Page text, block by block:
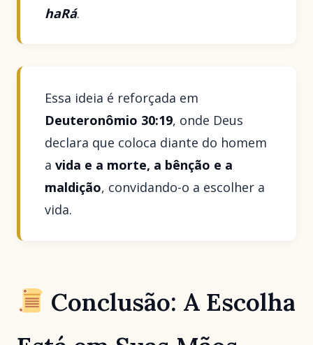
haRá.
Essa ideia é reforçada em
Deuteronômio 30:19, onde Deus
declara que coloca diante do homem
avida e a morte, a bênção e a
maldição, convidando-o a escolher a
vida.
Conclusão: A Escolha